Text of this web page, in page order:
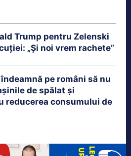
Trump pentru Zelenski
„Și noi vrem rachete”
pe români să nu
de spălat și
reducerea consumului de